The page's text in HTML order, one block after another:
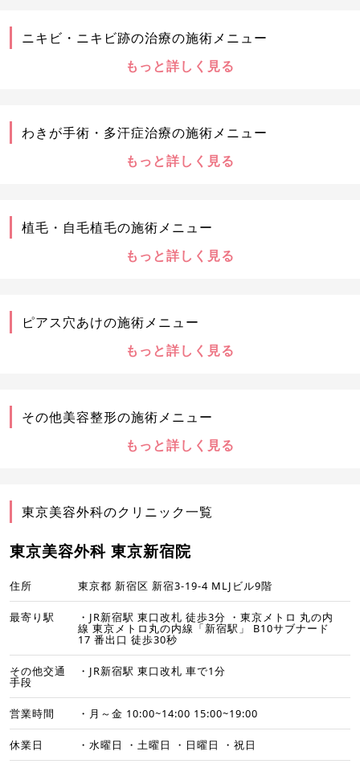
ニキビ・ニキビ跡の治療の施術メニュー
もっと詳しく見る
わきが手術・多汗症治療の施術メニュー
もっと詳しく見る
植毛・自毛植毛の施術メニュー
もっと詳しく見る
ピアス穴あけの施術メニュー
もっと詳しく見る
その他美容整形の施術メニュー
もっと詳しく見る
東京美容外科のクリニック一覧
東京美容外科 東京新宿院
住所 東京都 新宿区 新宿3-19-4 MLJビル9階
最寄り駅 ・JR新宿駅 東口改札 徒歩3分 ・東京メトロ 丸の内
線 東京メトロ丸の内線「新宿駅」 B10サブナード
17 番出口 徒歩30秒
その他交通
手段
・JR新宿駅 東口改札 車で1分
営業時間 ・月～金 10:00~14:00 15:00~19:00
休業日 ・水曜日 ・土曜日 ・日曜日 ・祝日